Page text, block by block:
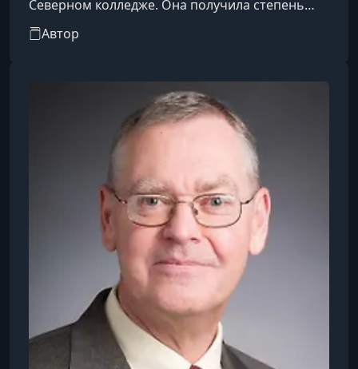
Северном колледже. Она получила степень
магистра в области обучения на открытом
воздухе в университете Гриффит в Австралии и
учебных программ и инструкций по науке и
экологическому образованию в университете
Миннесоты. Доктор Андре провела более 2000
дней в походах и обучении на открытом
воздухе, работала инструктором курсов для
Автор